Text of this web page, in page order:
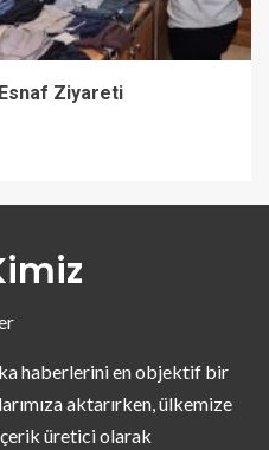
Esnaf Ziyareti
haberlerini en objektif bir
aktarırken, ülkemize
üretici olarak